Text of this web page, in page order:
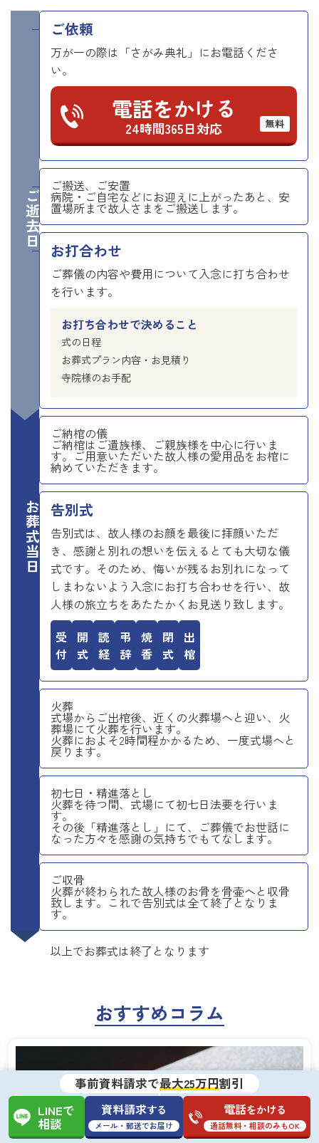
ご逝去日
ご依頼
万が一の際は「さがみ典礼」にお電話くださ
い。
電話をかける
24時間365日対応 無料
ご搬送、ご安置
病院・ご自宅などにお迎えに上がったあと、安
置場所まで故人さまをご搬送します。
お打合わせ
ご葬儀の内容や費用について入念に打ち合わせ
を行います。
お打ち合わせで決めること
式の日程
お葬式プラン内容・お見積り
寺院様のお手配
お葬式当日
ご納棺の儀
ご納棺はご遺族様、ご親族様を中心に行いま
す。ご用意いただいた故人様の愛用品をお棺に
納めていただきます。
告別式
告別式は、故人様のお顔を最後に拝顔いただ
き、感謝と別れの想いを伝えるとても大切な儀
式です。そのため、悔いが残るお別れになって
しまわないよう入念にお打ち合わせを行い、故
人様の旅立ちをあたたかくお見送り致します。
受付 開式 読経 弔辞 焼香 閉式 出棺
火葬
式場からご出棺後、近くの火葬場へと迎い、火
葬場にて火葬を行います。
火葬におよそ2時間程かかるため、一度式場へと
戻ります。
初七日・精進落とし
火葬を待つ間、式場にて初七日法要を行いま
す。
その後「精進落とし」にて、ご葬儀でお世話に
なった方々を感謝の気持ちでもてなします。
ご収骨
火葬が終わられた故人様のお骨を骨壷へと収骨
致します。これで告別式は全て終了となりま
す。
以上でお葬式は終了となります
おすすめコラム
事前資料請求で最大25万円割引
LINEで
相談
資料請求する
メール・郵送でお届け
電話をかける
通話無料・相談のみもOK